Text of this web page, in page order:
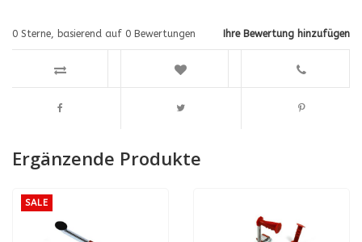
Ihre Bewertung hinzufügen
0 Sterne, basierend auf 0 Bewertungen
Ergänzende Produkte
SALE